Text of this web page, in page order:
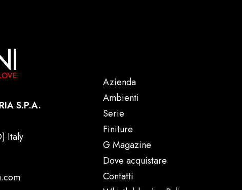
S.P.A.
Italy
Azienda
Ambienti
Serie
Finiture
G Magazine
Dove acquistare
Contatti